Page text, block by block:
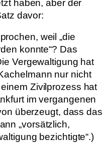
haben, aber der
davor:
weil „die
konnte“? Das
Vergewaltigung hat
nur nicht
Zivilprozess hat
im vergangenen
überzeugt, dass das
„vorsätzlich,
bezichtigte“.)